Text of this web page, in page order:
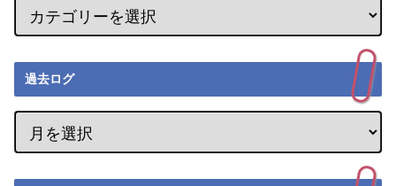
過去ログ